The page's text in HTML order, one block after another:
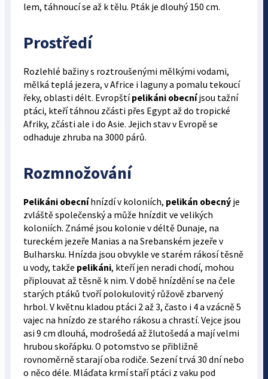
lem, táhnoucí se až k tělu. Pták je dlouhý 150 cm.
Prostředí
Rozlehlé bažiny s roztroušenými mělkými vodami,
mělká teplá jezera, v Africe i laguny a pomalu tekoucí
řeky, oblasti délt. Evropštípelikáni obecníjsou tažní
ptáci, kteří táhnou zčásti přes Egypt až do tropické
Afriky, zčásti ale i do Asie. Jejich stav v Evropě se
odhaduje zhruba na 3000 párů.
Rozmnožování
Pelikáni obecníhnízdí v koloniích, pelikán obecnýje
zvláště společenský a může hnízdit ve velikých
koloniích. Známé jsou kolonie v déltě Dunaje, na
tureckém jezeře Manias a na Srebanském jezeře v
Bulharsku. Hnízda jsou obvykle ve starém rákosí těsně
u vody, takže pelikáni, kteří jen neradi chodí, mohou
připlouvat až těsně k nim. V době hnízdění se na čele
starých ptáků tvoří polokulovitý růžově zbarvený
hrbol. V květnu kladou ptáci 2 až 3, často i 4 a vzácně 5
vajec na hnízdo ze starého rákosu a chrastí. Vejce jsou
asi 9 cm dlouhá, modrošedá až žlutošedá a mají velmi
hrubou skořápku. O potomstvo se přibližně
rovnoměrně starají oba rodiče. Sezení trvá 30 dní nebo
o něco déle. Mláďata krmí staří ptáci z vaku pod